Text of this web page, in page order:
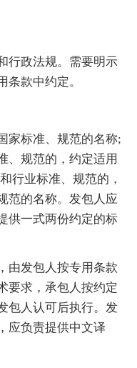
行政法规。需要明示
条款中约定。
家标准、规范的名称;
、规范的，约定适用
行业标准、规范的，
范的名称。发包人应
供一式两份约定的标
由发包人按专用条款
要求，承包人按约定
包人认可后执行。发
应负责提供中文译